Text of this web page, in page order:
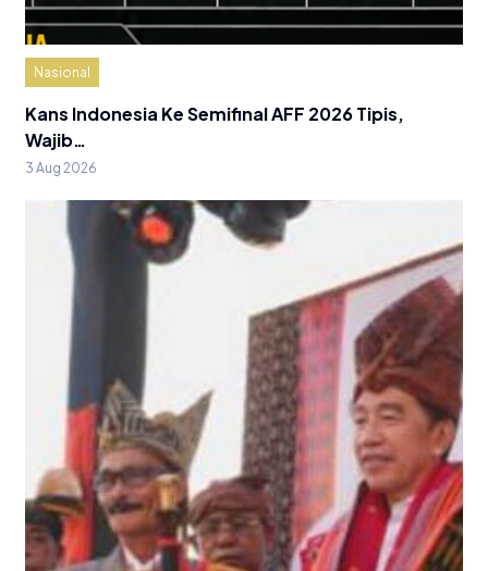
Nasional
Kans Indonesia Ke Semifinal AFF 2026 Tipis,
Wajib…
3 Aug 2026